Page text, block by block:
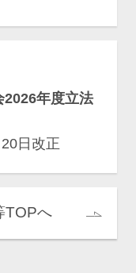
2026年度立法
日改正
TOPへ